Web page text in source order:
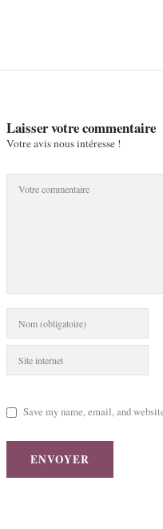
Laisser votre commentaire
Votre avis nous intéresse !
Save my name, email, and
ENVOYER